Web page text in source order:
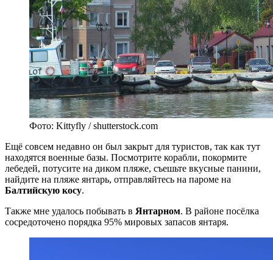
Фото: Kittyfly / shutterstock.com
Ещё совсем недавно он был закрыт для туристов, так как тут
находятся военные базы. Посмотрите корабли, покормите
лебедей, потусите на диком пляже, съешьте вкусные панини,
найдите на пляже янтарь, отправляйтесь на пароме на
Балтийскую косу.
Также мне удалось побывать в Янтарном. В районе посёлка
сосредоточено порядка 95% мировых запасов янтаря.